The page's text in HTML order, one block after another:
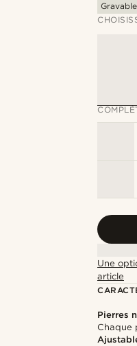
Gravable
Une
article
Pierres
Chaque